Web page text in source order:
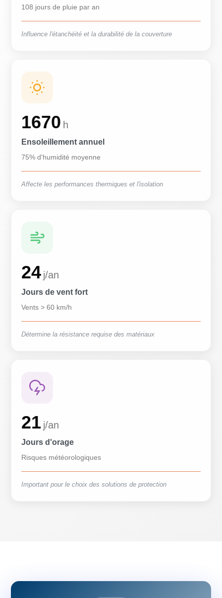
108 jours de pluie par an
Influence l'étanchéité et la durabilité de la couverture
1670 h
Ensoleillement annuel
75% d'humidité moyenne
Affecte les performances thermiques et l'isolation
24 j/an
Jours de vent fort
Vents > 60 km/h
Détermine la résistance requise des matériaux
21 j/an
Jours d'orage
Risques météorologiques
Important pour le choix des solutions de protection